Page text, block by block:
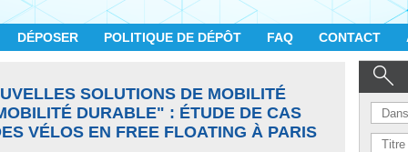
DÉPOSER POLITIQUE DE DÉPÔT FAQ CONTACT
SOLUTIONS DE MOBILITÉ
DURABLE" : ÉTUDE DE CAS
VÉLOS EN FREE FLOATING À PARIS